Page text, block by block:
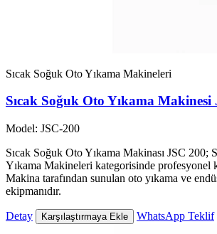
Sıcak Soğuk Oto Yıkama Makineleri
Sıcak Soğuk Oto Yıkama Makinesi
Model: JSC-200
Sıcak Soğuk Oto Yıkama Makinası JSC 200;
Yıkama Makineleri kategorisinde profesyonel
Makina tarafından sunulan oto yıkama ve
ekipmanıdır.
Detay Karşılaştırmaya Ekle WhatsApp Teklif